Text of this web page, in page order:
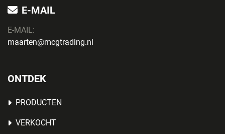
E-MAIL
E-MAIL:
maarten@mcgtrading.nl
ONTDEK
PRODUCTEN
VERKOCHT